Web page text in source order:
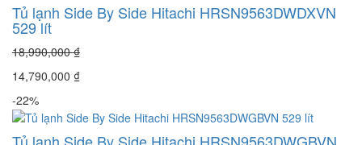
Tủ lạnh Side By Side Hitachi HRSN9563DWDXVN
529 lít
18,990,000 ₫
14,790,000 ₫
-22%